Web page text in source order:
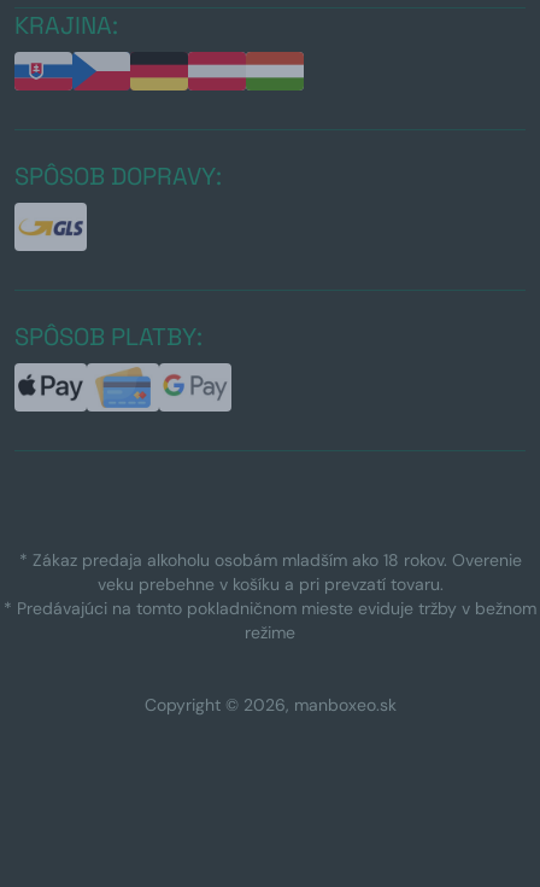
KRAJINA:
SPÔSOB DOPRAVY:
SPÔSOB PLATBY:
* Zákaz predaja alkoholu osobám mladším ako 18 rokov. Overenie
veku prebehne v košíku a pri prevzatí tovaru.
* Predávajúci na tomto pokladničnom mieste eviduje tržby v bežnom
režime
Copyright © 2026, manboxeo.sk